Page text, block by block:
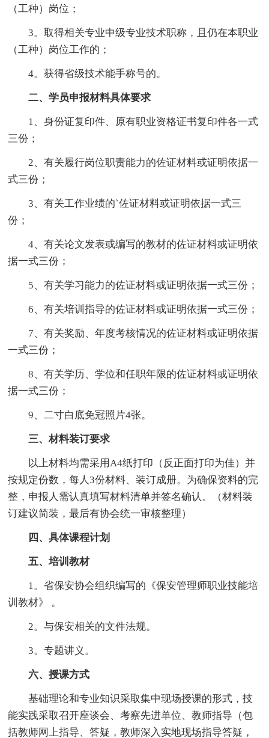
（工种）岗位；
3。取得相关专业中级专业技术职称，且仍在本职业
（工种）岗位工作的；
4。获得省级技术能手称号的。
二、学员申报材料具体要求
1、身份证复印件、原有职业资格证书复印件各一式
三份；
2、有关履行岗位职责能力的佐证材料或证明依据一
式三份；
3、有关工作业绩的`佐证材料或证明依据一式三
份；
4、有关论文发表或编写的教材的佐证材料或证明依
据一式三份；
5、有关学习能力的佐证材料或证明依据一式三份；
6、有关培训指导的佐证材料或证明依据一式三份；
7、有关奖励、年度考核情况的佐证材料或证明依据
一式三份；
8、有关学历、学位和任职年限的佐证材料或证明依
据一式三份；
9、二寸白底免冠照片4张。
三、材料装订要求
以上材料均需采用A4纸打印（反正面打印为佳）并
按规定份数，每人3份材料、装订成册。为确保资料的完
整，申报人需认真填写材料清单并签名确认。（材料装
订建议简装，最后有协会统一审核整理）
四、具体课程计划
五、培训教材
1。省保安协会组织编写的《保安管理师职业技能培
训教材》 。
2。与保安相关的文件法规。
3。专题讲义。
六、授课方式
基础理论和专业知识采取集中现场授课的形式，技
能实践采取召开座谈会、考察先进单位、教师指导（包
括教师网上指导、答疑，教师深入实地现场指导答疑，